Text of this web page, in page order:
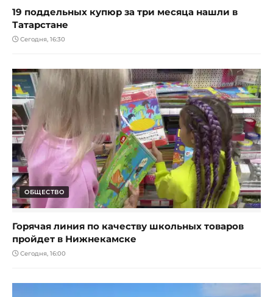
19 поддельных купюр за три месяца нашли в
Татарстане
Сегодня, 16:30
ОБЩЕСТВО
Горячая линия по качеству школьных товаров
пройдет в Нижнекамске
Сегодня, 16:00